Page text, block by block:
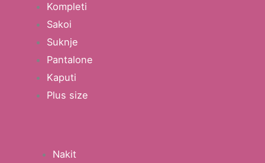
Kompleti
Sakoi
Suknje
Pantalone
Kaputi
Plus size
Nakit